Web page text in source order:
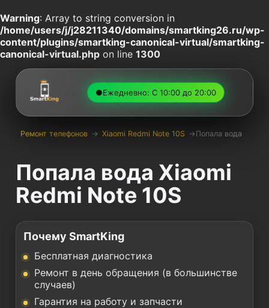
Warning: Array to string conversion in
/home/users/j/j28211340/domains/smartking26.ru/wp-
content/plugins/smartking-canonical-virtual/smartking-
canonical-virtual.php on line 1300
●Ежедневно: С 10:00 до 20:00
Ремонт телефонов → Xiaomi Redmi Note 10S → Попала вода
Попала вода Xiaomi
Redmi Note 10S
Почему SmartKing
Бесплатная диагностика
Ремонт в день обращения (в большинстве
случаев)
Гарантия на работу и запчасти